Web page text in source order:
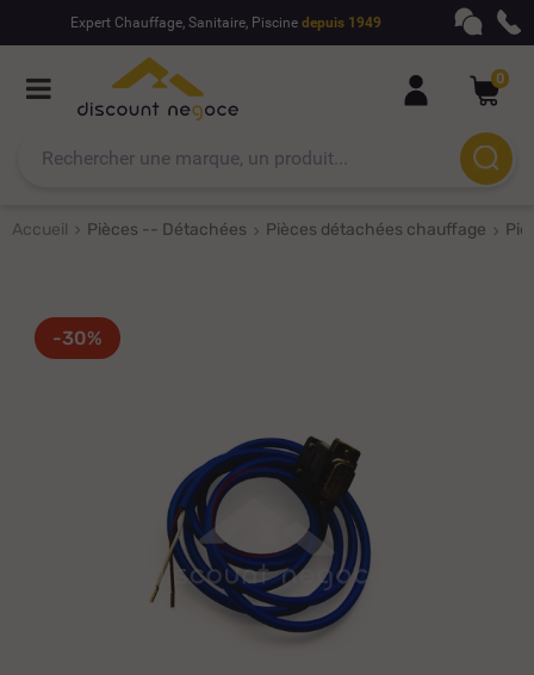
Expert Chauffage, Sanitaire, Piscine depuis 1949
0
Accueil Pièces -- Détachées Pièces détachées chauffage
-30%